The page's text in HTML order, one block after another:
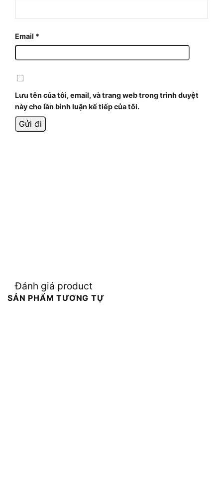
Email *
Lưu tên của tôi, email, và trang web trong trình duyệt
này cho lần bình luận kế tiếp của tôi.
Đánh giá product
SẢN PHẨM TƯƠNG TỰ